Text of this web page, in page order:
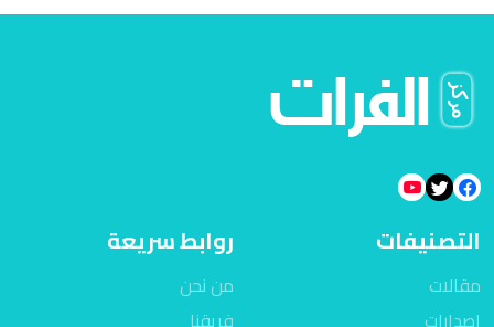
الزبائن الذي تحققه هذه العلامات التجارية..
التصنيفات
مقالات
اصدارات
روابط سريعة
من نحن
فريقنا